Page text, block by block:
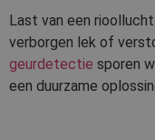
Last van een
verborgen lek of
geurdetectie sporen
een duurzame